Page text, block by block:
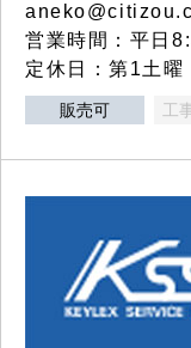
営業時間：平日
定休日：第1土曜
販売可 工